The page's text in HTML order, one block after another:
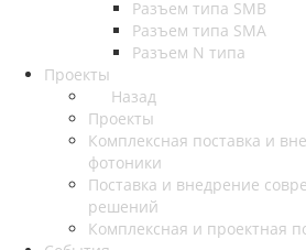
Разъем типа SMB
Разъем типа SMA
Разъем N типа
Проекты
Назад
Проекты
Комплексная поставка и
фотоники
Поставка и внедрение
решений
Комплексная и проектная